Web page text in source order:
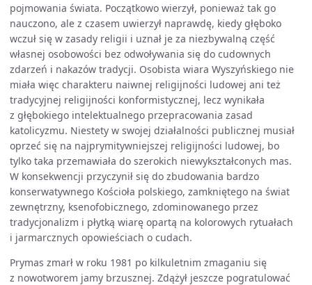
pojmowania świata. Początkowo wierzył, ponieważ tak go
nauczono, ale z czasem uwierzył naprawdę, kiedy głęboko
wczuł się w zasady religii i uznał je za niezbywalną część
własnej osobowości bez odwoływania się do cudownych
zdarzeń i nakazów tradycji. Osobista wiara Wyszyńskiego nie
miała więc charakteru naiwnej religijności ludowej ani też
tradycyjnej religijności konformistycznej, lecz wynikała
z głębokiego intelektualnego przepracowania zasad
katolicyzmu. Niestety w swojej działalności publicznej musiał
oprzeć się na najprymitywniejszej religijności ludowej, bo
tylko taka przemawiała do szerokich niewykształconych mas.
W konsekwencji przyczynił się do zbudowania bardzo
konserwatywnego Kościoła polskiego, zamkniętego na świat
zewnętrzny, ksenofobicznego, zdominowanego przez
tradycjonalizm i płytką wiarę opartą na kolorowych rytuałach
i jarmarcznych opowieściach o cudach.
Prymas zmarł w roku 1981 po kilkuletnim zmaganiu się
z nowotworem jamy brzusznej. Zdążył jeszcze pogratulować